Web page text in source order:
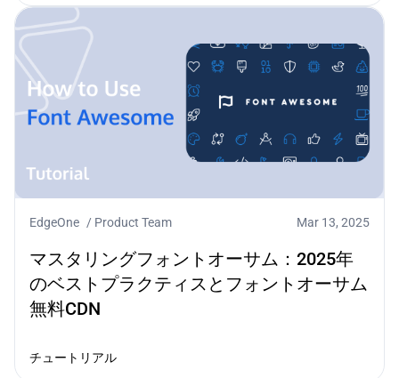
EdgeOne / Product Team Mar 13, 2025
マスタリングフォントオーサム：2025年
のベストプラクティスとフォントオーサム
無料CDN
チュートリアル